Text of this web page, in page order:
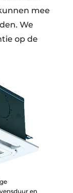
mee
We
op de
en